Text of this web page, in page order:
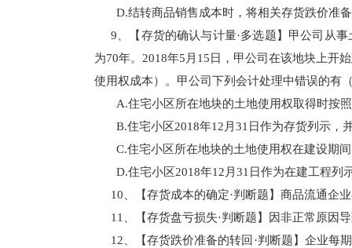
D.结转商品销售成本时，将相关存货跌价准
9、【存货的确认与计量·多选题】甲公司从
为70年。2018年5月15日，甲公司在该地块上开
使用权成本）。甲公司下列会计处理中错误的
A.住宅小区所在地块的土地使用权取得时按
B.住宅小区2018年12月31日作为存货列示，
C.住宅小区所在地块的土地使用权在建设期
D.住宅小区2018年12月31日作为在建工程列
10、【存货成本的确定·判断题】商品流通
11、【存货盘亏损失·判断题】因非正常原
12、【存货跌价准备的转回·判断题】企业每